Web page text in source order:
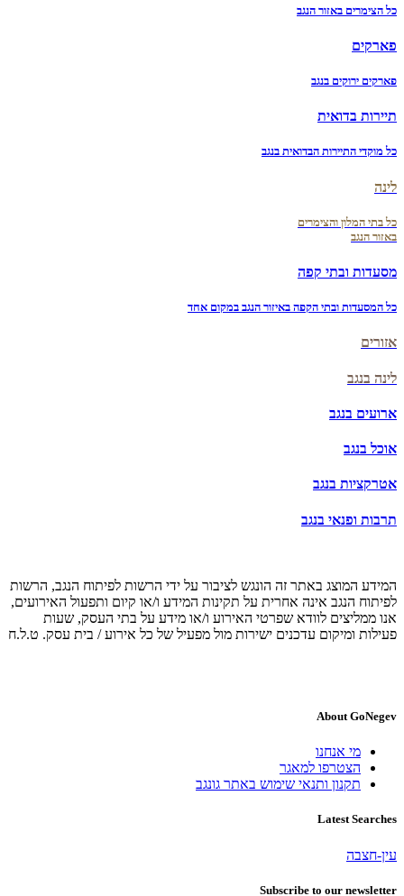
כל הצימרים באזור הנגב
פארקים
פארקים ירוקים בנגב
תיירות בדואית
כל מוקדי התיירות הבדואית בנגב
לינה
כל בתי המלון והצימרים
באזור הנגב
מסעדות ובתי קפה
כל המסעדות ובתי הקפה באיזור הנגב במקום אחד
אזורים
לינה בנגב
ארועים בנגב
אוכל בנגב
אטרקציות בנגב
תרבות ופנאי בנגב
המידע המוצג באתר זה הונגש לציבור על ידי הרשות לפיתוח הנגב, הרשות
לפיתוח הנגב אינה אחרית על תקינות המידע ו/או קיום ותפעול האירועים,
אנו ממליצים לוודא שפרטי האירוע ו/או מידע על בתי העסק, שעות
פעילות ומיקום עדכנים ישירות מול מפעיל של כל אירוע / בית עסק. ט.ל.ח
About GoNegev
מי אנחנו
הצטרפו למאגר
תקנון ותנאי שימוש באתר גונגב
Latest Searches
עין-חצבה
Subscribe to our newsletter